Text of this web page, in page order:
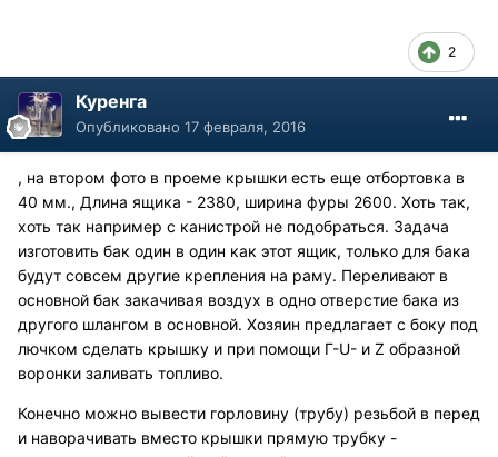
2
Куренга
Опубликовано 17 февраля, 2016
, на втором фото в проеме крышки есть еще отбортовка в
40 мм., Длина ящика - 2380, ширина фуры 2600. Хоть так,
хоть так например с канистрой не подобраться. Задача
изготовить бак один в один как этот ящик, только для бака
будут совсем другие крепления на раму. Переливают в
основной бак закачивая воздух в одно отверстие бака из
другого шлангом в основной. Хозяин предлагает с боку под
лючком сделать крышку и при помощи Г-U- и Z образной
воронки заливать топливо.
Конечно можно вывести горловину (трубу) резьбой в перед
и наворачивать вместо крышки прямую трубку -